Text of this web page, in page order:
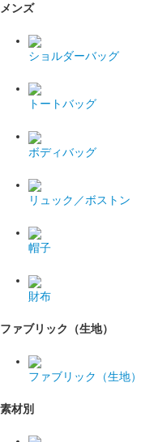
メンズ
ショルダーバッグ
トートバッグ
ボディバッグ
リュック／ボストン
帽子
財布
ファブリック（生地）
ファブリック（生地）
素材別